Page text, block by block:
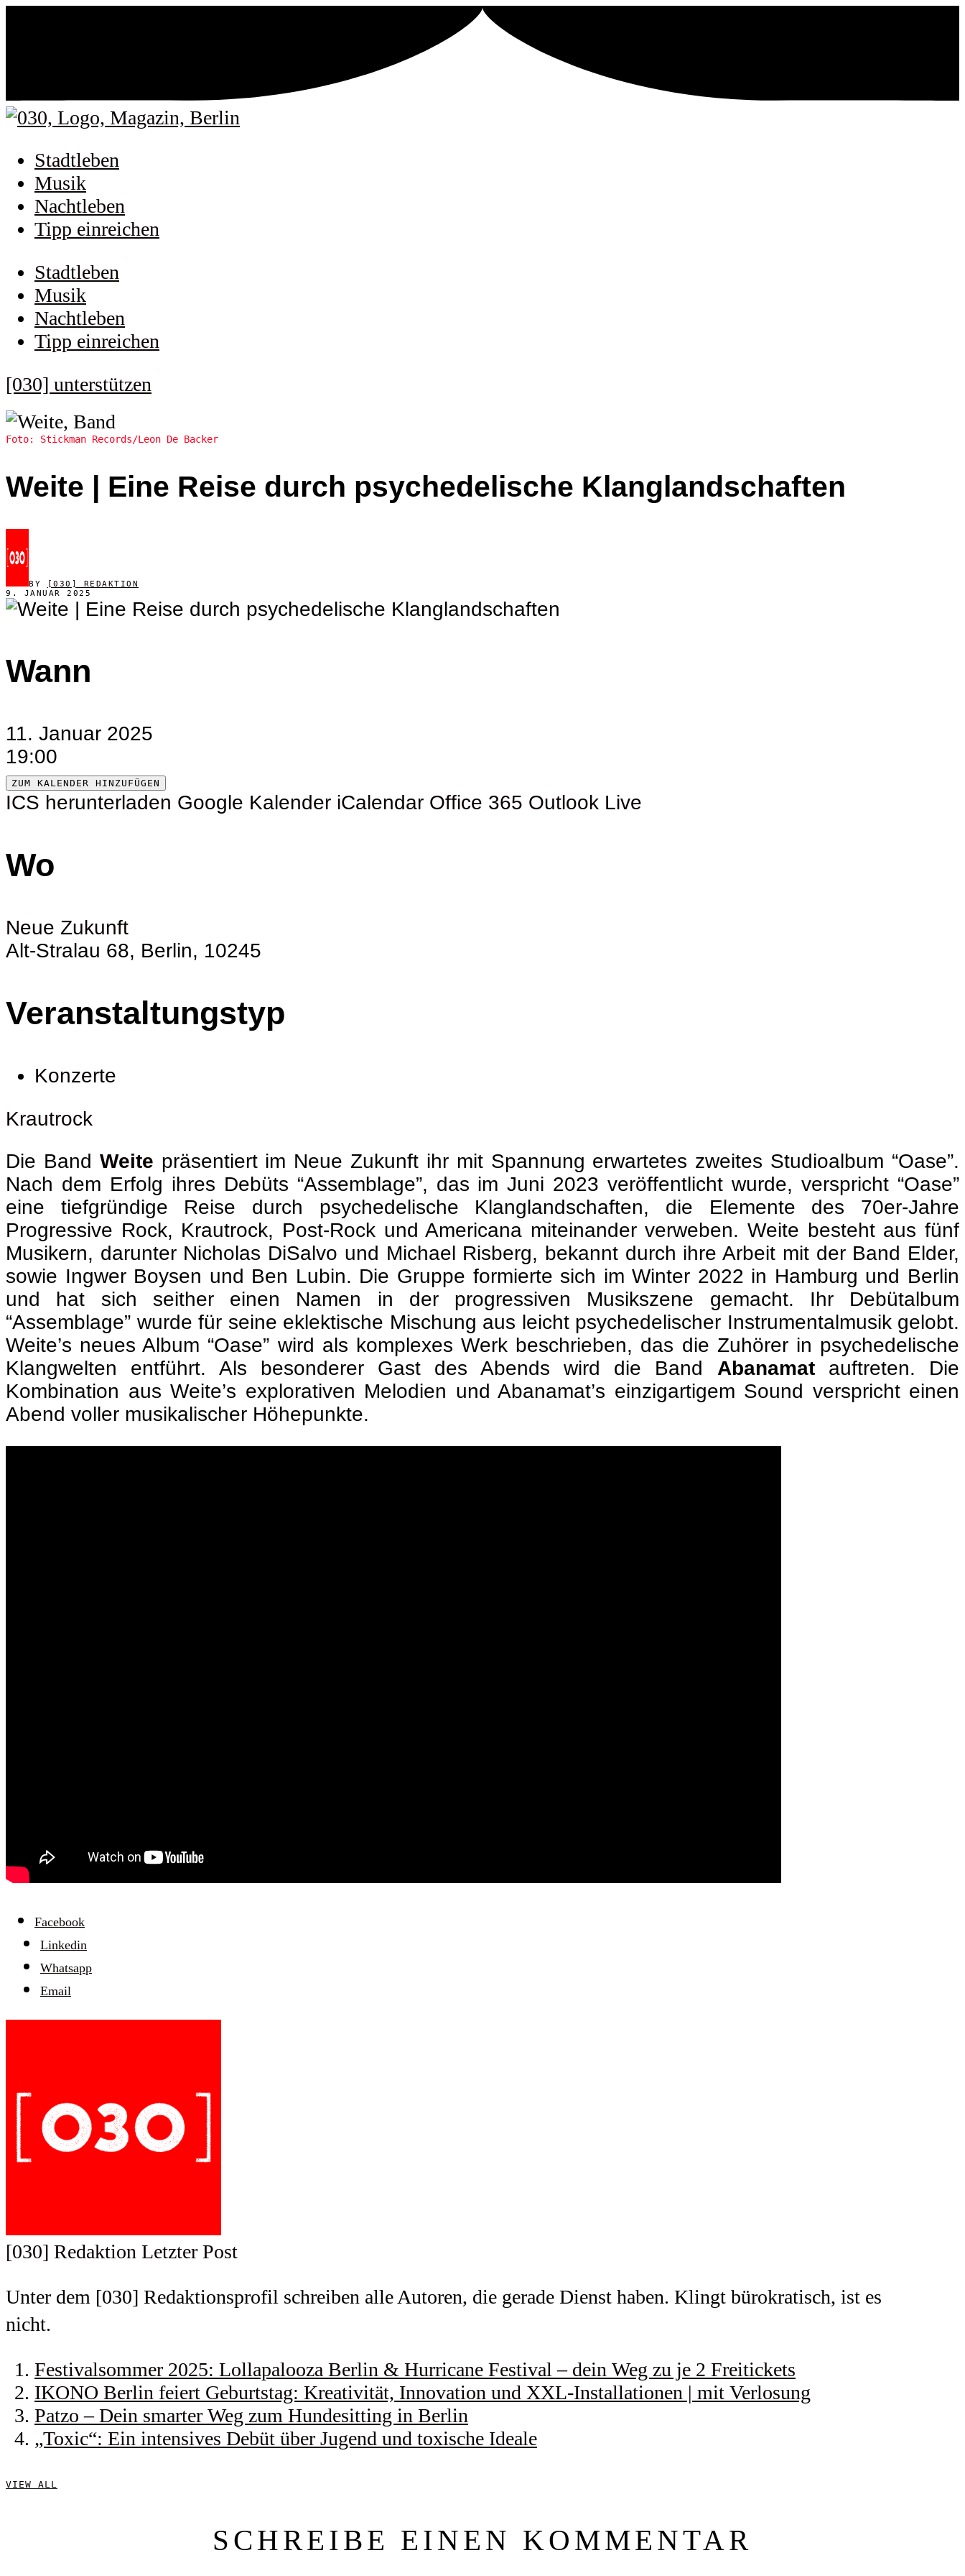
Stadtleben
Musik
Nachtleben
Tipp einreichen
Stadtleben
Musik
Nachtleben
Tipp einreichen
[030] unterstützen
Foto: Stickman Records/Leon De Backer
Weite | Eine Reise durch psychedelische Klanglandschaften
BY
[030] REDAKTION
9. JANUAR 2025
Wann
11. Januar 2025
19:00
ZUM KALENDER HINZUFÜGEN
ICS herunterladen Google Kalender iCalendar Office 365 Outlook Live
Wo
Neue Zukunft
Alt-Stralau 68, Berlin, 10245
Veranstaltungstyp
Konzerte
Krautrock
Die Band Weite präsentiert im Neue Zukunft ihr mit Spannung erwartetes zweites Studioalbum “Oase”.
Nach dem Erfolg ihres Debüts “Assemblage”, das im Juni 2023 veröffentlicht wurde, verspricht “Oase”
eine tiefgründige Reise durch psychedelische Klanglandschaften, die Elemente des 70er-Jahre
Progressive Rock, Krautrock, Post-Rock und Americana miteinander verweben. Weite besteht aus fünf
Musikern, darunter Nicholas DiSalvo und Michael Risberg, bekannt durch ihre Arbeit mit der Band Elder,
sowie Ingwer Boysen und Ben Lubin. Die Gruppe formierte sich im Winter 2022 in Hamburg und Berlin
und hat sich seither einen Namen in der progressiven Musikszene gemacht. Ihr Debütalbum
“Assemblage” wurde für seine eklektische Mischung aus leicht psychedelischer Instrumentalmusik gelobt.
Weite’s neues Album “Oase” wird als komplexes Werk beschrieben, das die Zuhörer in psychedelische
Klangwelten entführt. Als besonderer Gast des Abends wird die Band Abanamatauftreten. Die
Kombination aus Weite’s explorativen Melodien und Abanamat’s einzigartigem Sound verspricht einen
Abend voller musikalischer Höhepunkte.
Facebook
Linkedin
Whatsapp
Email
[030] Redaktion Letzter Post
Unter dem [030] Redaktionsprofil schreiben alle Autoren, die gerade Dienst haben. Klingt bürokratisch, ist es
nicht.
Festivalsommer 2025: Lollapalooza Berlin & Hurricane Festival – dein Weg zu je 2 Freitickets
IKONO Berlin feiert Geburtstag: Kreativität, Innovation und XXL-Installationen | mit Verlosung
Patzo – Dein smarter Weg zum Hundesitting in Berlin
„Toxic“: Ein intensives Debüt über Jugend und toxische Ideale
VIEW ALL
SCHREIBE EINEN KOMMENTAR